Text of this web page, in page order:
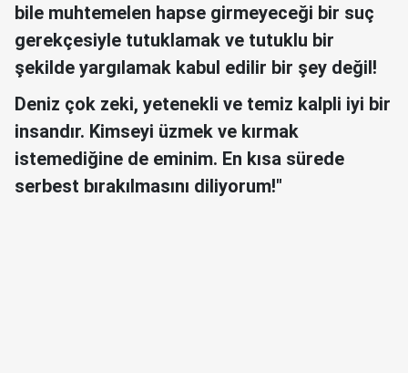
bile muhtemelen hapse girmeyeceği bir suç
gerekçesiyle tutuklamak ve tutuklu bir
şekilde yargılamak kabul edilir bir şey değil!
Deniz çok zeki, yetenekli ve temiz kalpli iyi bir
insandır. Kimseyi üzmek ve kırmak
istemediğine de eminim. En kısa sürede
serbest bırakılmasını diliyorum!"